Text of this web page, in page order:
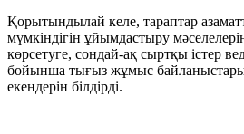
Қорытындылай келе, тараптар
мүмкіндігін ұйымдастыру
көрсетуге, сондай-ақ сыртқы істер
бойынша тығыз жұмыс
екендерін білдірді.